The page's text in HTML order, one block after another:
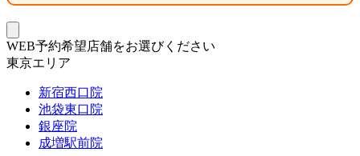
WEB予約希望店舗をお選びください
東京エリア
新宿西口院
池袋東口院
銀座院
成増駅前院